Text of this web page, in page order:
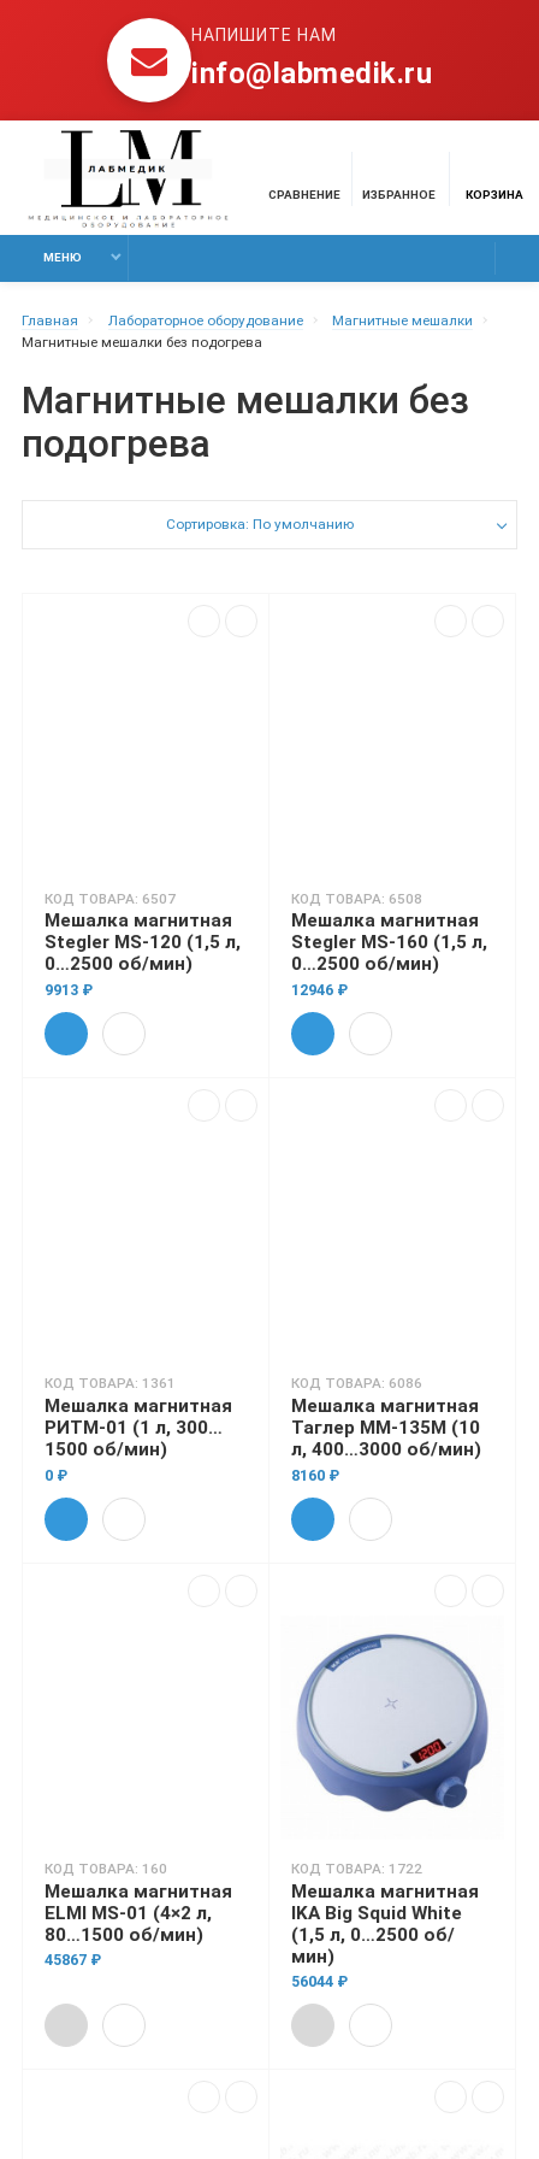
НАПИШИТЕ НАМ
info@labmedik.ru
СРАВНЕНИЕ ИЗБРАННОЕ КОРЗИНА
МЕНЮ
Главная Лабораторное оборудование
Магнитные мешалки
Магнитные мешалки без подогрева
Магнитные мешалки без
подогрева
Сортировка: По умолчанию
КОД ТОВАРА: 6507
Мешалка магнитная
Stegler MS-120 (1,5 л,
0…2500 об/мин)
9913 ₽
КОД ТОВАРА: 6508
Мешалка магнитная
Stegler MS-160 (1,5 л,
0…2500 об/мин)
12946 ₽
КОД ТОВАРА: 1361
Мешалка магнитная
РИТМ-01 (1 л, 300…
1500 об/мин)
0 ₽
КОД ТОВАРА: 6086
Мешалка магнитная
Таглер ММ-135М (10
л, 400…3000 об/мин)
8160 ₽
КОД ТОВАРА: 160
Мешалка магнитная
ELMI MS-01 (4×2 л,
80…1500 об/мин)
45867 ₽
КОД ТОВАРА: 1722
Мешалка магнитная
IKA Big Squid White
(1,5 л, 0…2500 об/
мин)
56044 ₽